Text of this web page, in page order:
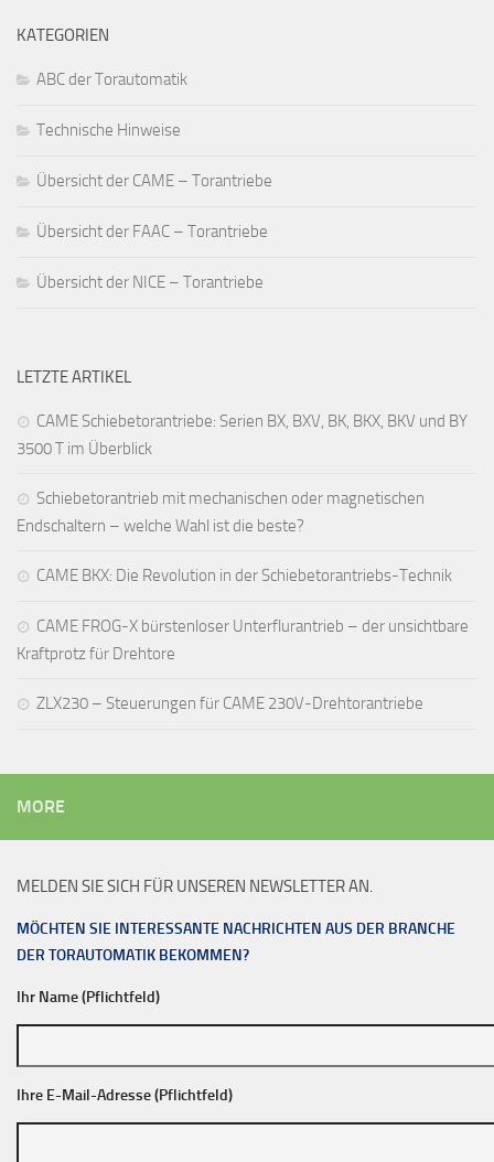
KATEGORIEN
ABC der Torautomatik
Technische Hinweise
Übersicht der CAME – Torantriebe
Übersicht der FAAC – Torantriebe
Übersicht der NICE – Torantriebe
LETZTE ARTIKEL
CAME Schiebetorantriebe: Serien BX, BXV, BK, BKX, BKV und BY
3500 T im Überblick
Schiebetorantrieb mit mechanischen oder magnetischen
Endschaltern – welche Wahl ist die beste?
CAME BKX: Die Revolution in der Schiebetorantriebs-Technik
CAME FROG-X bürstenloser Unterflurantrieb – der unsichtbare
Kraftprotz für Drehtore
ZLX230 – Steuerungen für CAME 230V-Drehtorantriebe
MORE
MELDEN SIE SICH FÜR UNSEREN NEWSLETTER AN.
MÖCHTEN SIE INTERESSANTE NACHRICHTEN AUS DER BRANCHE
DER TORAUTOMATIK BEKOMMEN?
Ihr Name (Pflichtfeld)
Ihre E-Mail-Adresse (Pflichtfeld)